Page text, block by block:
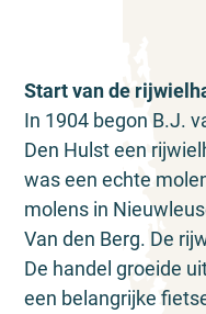
Start van de
In 1904 begon B.J.
Den Hulst een
was een echte
molens in
Van den Berg. De
De handel groeide
een belangrijke